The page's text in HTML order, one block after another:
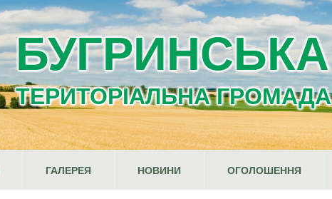
БУГРИНСЬКА
ТЕРИТОРІАЛЬНА ГРОМАДА
ГАЛЕРЕЯ НОВИНИ ОГОЛОШЕННЯ